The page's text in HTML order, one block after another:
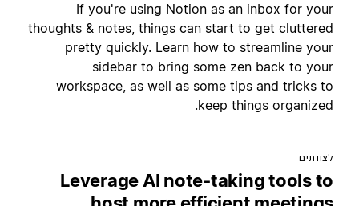
If you're using Notion as an inbox for
thoughts & notes, things can start to get
pretty quickly. Learn how to streamline
sidebar to bring some zen back to
workspace, as well as some tips and tricks
keep things
Leverage AI note-taking tools